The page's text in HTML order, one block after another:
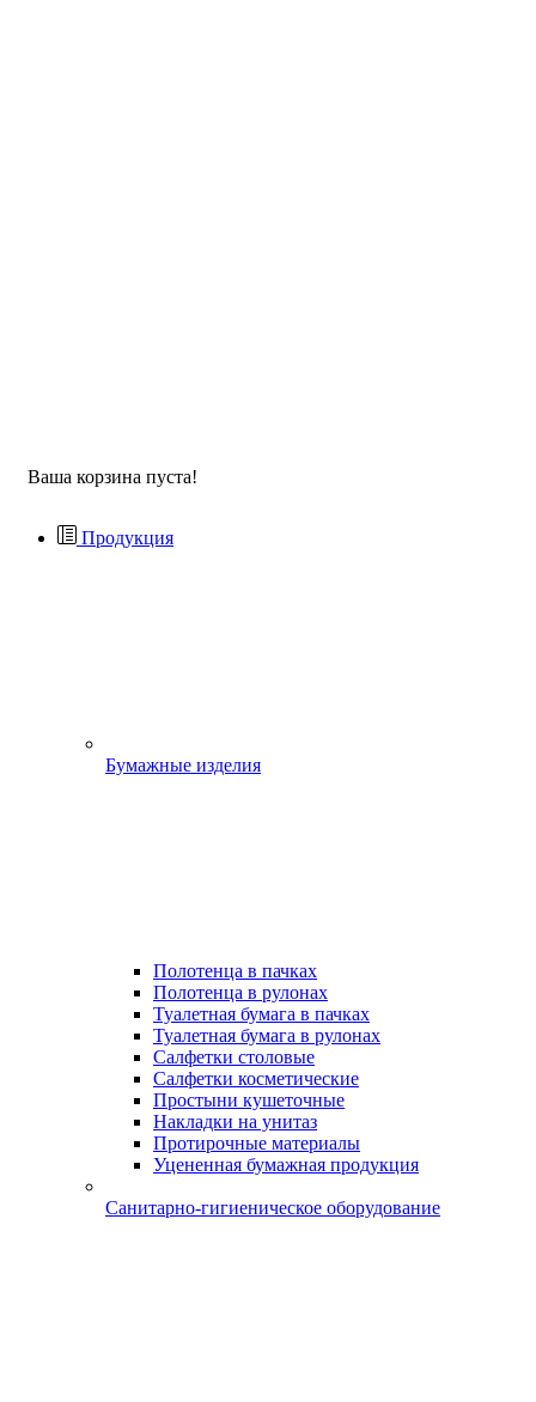
Ваша корзина пуста!
Продукция
Бумажные изделия
Полотенца в пачках
Полотенца в рулонах
Туалетная бумага в пачках
Туалетная бумага в рулонах
Салфетки столовые
Салфетки косметические
Простыни кушеточные
Накладки на унитаз
Протирочные материалы
Уцененная бумажная продукция
Санитарно-гигиеническое оборудование